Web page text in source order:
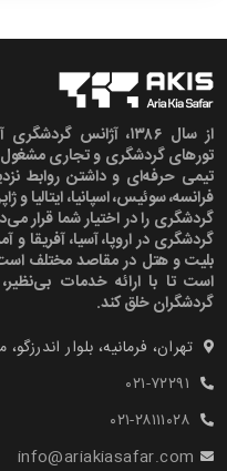
از سال ۱۳۸۶، آژانس
تورهای گردشگری و تجاری مشغول
تیمی حرفه‌ای و داشتن روابط
فرانسه، سوئیس، اسپانیا،
گردشگری را در اختیار شما قرار
گردشگری در اروپا، آسیا، آفریقا و
بلیت و هتل در مقاصد مختلف
است تا با ارائه خدمات
گردشگران خلق کند.
تهران، فرمانیه، بلوار
۰۲۱-۷۲۲۹۱
۰۲۱-۲۸۱۱۱۰۲۸
info@ariakiasafar.com